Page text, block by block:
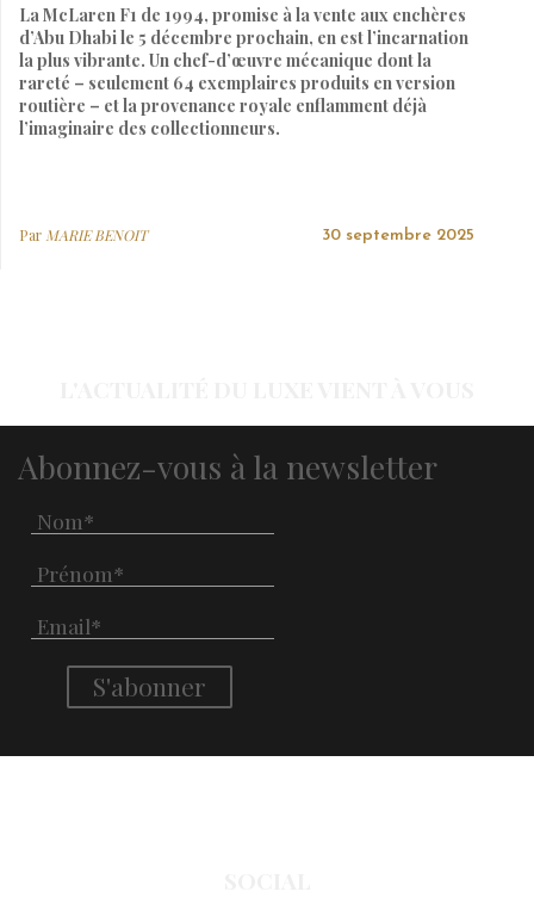
La McLaren F1 de 1994, promise à la vente aux enchères
d’Abu Dhabi le 5 décembre prochain, en est l’incarnation
la plus vibrante. Un chef-d’œuvre mécanique dont la
rareté – seulement 64 exemplaires produits en version
routière – et la provenance royale enflamment déjà
l’imaginaire des collectionneurs.
Par MARIE BENOIT 30 septembre 2025
Abonnez-vous à la newsletter